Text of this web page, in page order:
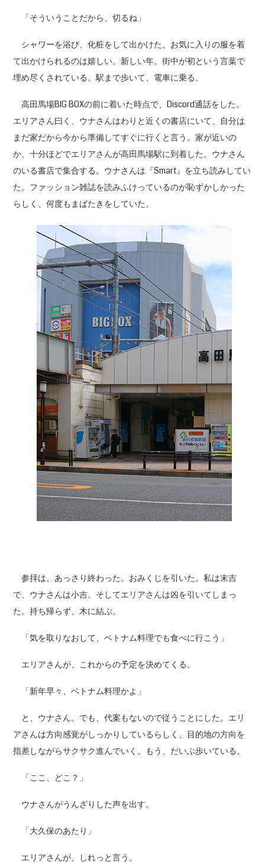
「そういうことだから、切るね」
シャワーを浴び、化粧をして出かけた。お気に入りの服を着
て出かけられるのは嬉しい。新しい年。街中が初という言葉で
埋め尽くされている。駅まで歩いて、電車に乗る。
高田馬場BIG BOXの前に着いた時点で、Discord通話をした。
エリアさん曰く、ウナさんはわりと近くの書店にいて、自分は
まだ家だから今から準備してすぐに行くと言う。家が近いの
か、十分ほどでエリアさんが高田馬場駅に到着した。ウナさん
のいる書店で集合する。ウナさんは『Smart』を立ち読みしてい
た。ファッション雑誌を読みふけっているのが恥ずかしかった
らしく、何度もまばたきをしていた。
参拝は、あっさり終わった。おみくじを引いた。私は末吉
で、ウナさんは小吉。そしてエリアさんは凶を引いてしまっ
た。持ち帰らず、木に結ぶ。
「気を取りなおして、ベトナム料理でも食べに行こう」
エリアさんが、これからの予定を決めてくる。
「新年早々、ベトナム料理かよ」
と、ウナさん。でも、代案もないので従うことにした。エリ
アさんは方向感覚がしっかりしているらしく、目的地の方向を
指差しながらサクサク進んでいく。もう、だいぶ歩いている。
「ここ、どこ？」
ウナさんがうんざりした声を出す。
「大久保のあたり」
エリアさんが、しれっと言う。